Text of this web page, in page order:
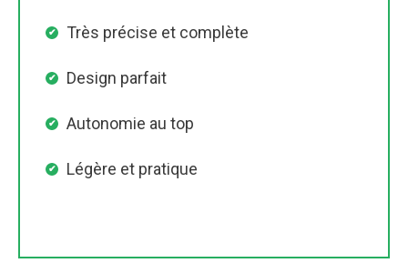
Très précise et complète
Design parfait
Autonomie au top
Légère et pratique